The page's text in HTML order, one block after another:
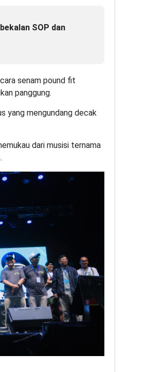
SOP dan
senam pound fit
panggung.
yang mengundang decak
dari musisi ternama